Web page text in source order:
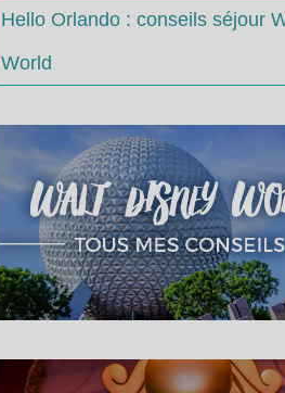
Hello Orlando : conseils séjour
World